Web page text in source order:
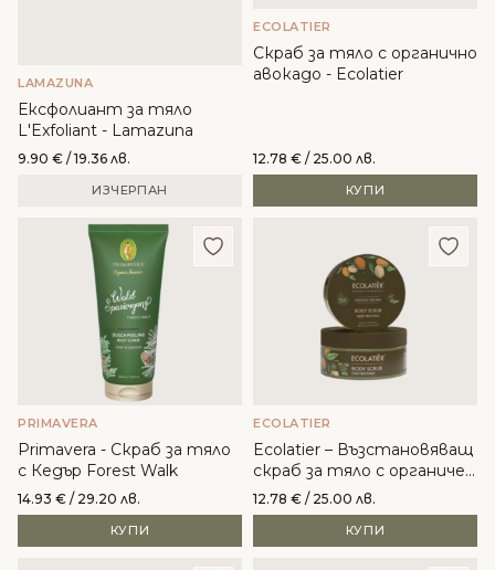
LAMAZUNA
Ексфолиант за тяло
L'Exfoliant - Lamazuna
9.90 € / 19.36 лв.
ИЗЧЕРПАН
ECOLATIER
Скраб за тяло с органично
авокадо - Ecolatier
12.78 € / 25.00 лв.
КУПИ
Добави в любими
PRIMAVERA
Primavera - Скраб за тяло
с Кедър Forest Walk
14.93 € / 29.20 лв.
КУПИ
ECOLATIER
Ecolatier – Възстановяващ
скраб за тяло с органичен
арган
12.78 € / 25.00 лв.
КУПИ